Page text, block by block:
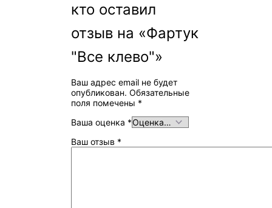
кто оставил
отзыв на «Фартук
"Все клево"»
Ваш адрес email не будет
опубликован. Обязательные
поля помечены *
Ваша оценка *
Ваш отзыв *